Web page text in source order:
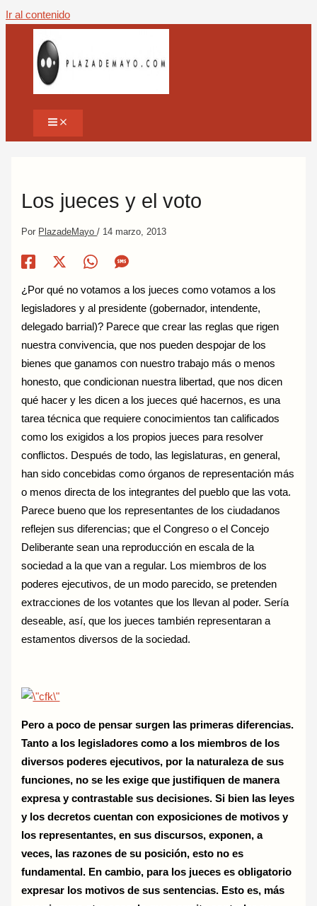
Ir al contenido
Los jueces y el voto
Por PlazadeMayo/ 14 marzo, 2013
¿Por qué no votamos a los jueces como votamos a los
legisladores y al presidente (gobernador, intendente,
delegado barrial)? Parece que crear las reglas que rigen
nuestra convivencia, que nos pueden despojar de los
bienes que ganamos con nuestro trabajo más o menos
honesto, que condicionan nuestra libertad, que nos dicen
qué hacer y les dicen a los jueces qué hacernos, es una
tarea técnica que requiere conocimientos tan calificados
como los exigidos a los propios jueces para resolver
conflictos. Después de todo, las legislaturas, en general,
han sido concebidas como órganos de representación más
o menos directa de los integrantes del pueblo que las vota.
Parece bueno que los representantes de los ciudadanos
reflejen sus diferencias; que el Congreso o el Concejo
Deliberante sean una reproducción en escala de la
sociedad a la que van a regular. Los miembros de los
poderes ejecutivos, de un modo parecido, se pretenden
extracciones de los votantes que los llevan al poder. Sería
deseable, así, que los jueces también representaran a
estamentos diversos de la sociedad.
Pero a poco de pensar surgen las primeras diferencias.
Tanto a los legisladores como a los miembros de los
diversos poderes ejecutivos, por la naturaleza de sus
funciones, no se les exige que justifiquen de manera
expresa y contrastable sus decisiones. Si bien las leyes
y los decretos cuentan con exposiciones de motivos y
los representantes, en sus discursos, exponen, a
veces, las razones de su posición, esto no es
fundamental. En cambio, para los jueces es obligatorio
expresar los motivos de sus sentencias. Esto es, más